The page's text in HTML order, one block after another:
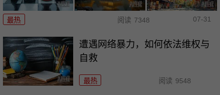
最热 阅读 7348 07-31
遭遇网络暴力，如何依法维权与
自救
最热 阅读 9548